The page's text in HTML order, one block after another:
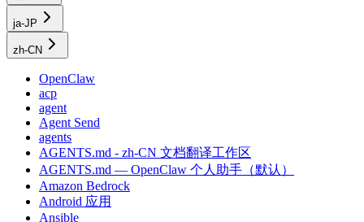
ja-JP
zh-CN
OpenClaw
acp
agent
Agent Send
agents
AGENTS.md - zh-CN 文档翻译工作区
AGENTS.md — OpenClaw 个人助手（默认）
Amazon Bedrock
Android 应用
Ansible